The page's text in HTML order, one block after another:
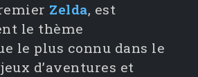
Zelda, est
le thème
le plus connu dans le
d’aventures et